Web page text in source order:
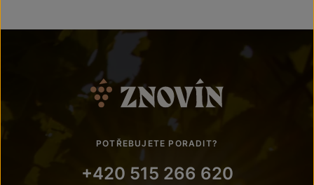
POTŘEBUJETE PORADIT?
+420 515 266 620